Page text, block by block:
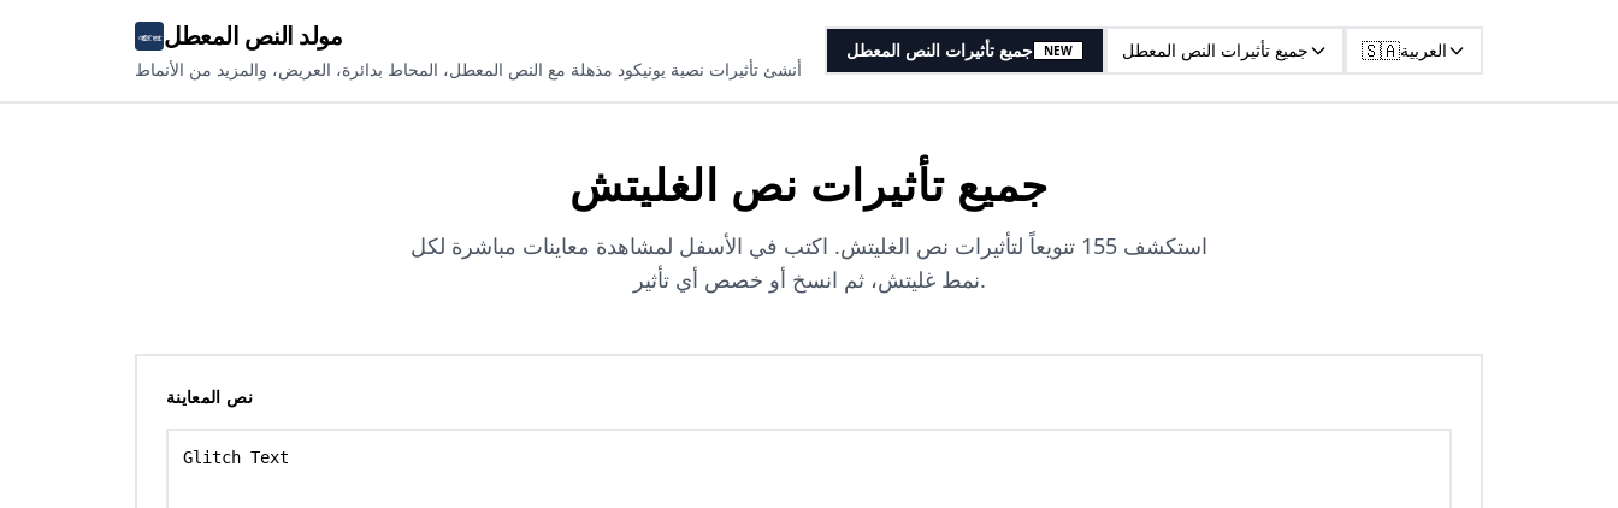
مولد النص المعطل
أنشئ تأثيرات نصية يونيكود مذهلة مع النص المعطل، المحاط بدائرة، العريض، والمزيد من الأنماط
جميع تأثيرات النص المعطل NEW جميع تأثيرات النص المعطل 🇸🇦العربية
جميع تأثيرات نص الغليتش
استكشف 155 تنويعاً لتأثيرات نص الغليتش. اكتب في الأسفل لمشاهدة معاينات مباشرة لكل
نمط غليتش، ثم انسخ أو خصص أي تأثير.
نص المعاينة